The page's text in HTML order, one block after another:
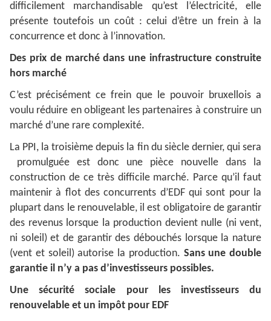
difficilement marchandisable qu’est l’électricité, elle
présente toutefois un coût : celui d’être un frein à la
concurrence et donc à l’innovation.
Des prix de marché dans une infrastructure construite
hors marché
C’est précisément ce frein que le pouvoir bruxellois a
voulu réduire en obligeant les partenaires à construire un
marché d’une rare complexité.
La PPI, la troisième depuis la fin du siècle dernier, qui sera
promulguée est donc une pièce nouvelle dans la
construction de ce très difficile marché. Parce qu’il faut
maintenir à flot des concurrents d’EDF qui sont pour la
plupart dans le renouvelable, il est obligatoire de garantir
des revenus lorsque la production devient nulle (ni vent,
ni soleil) et de garantir des débouchés lorsque la nature
(vent et soleil) autorise la production. Sans une double
garantie il n’y a pas d’investisseurs possibles.
Une sécurité sociale pour les investisseurs du
renouvelable et un impôt pour EDF